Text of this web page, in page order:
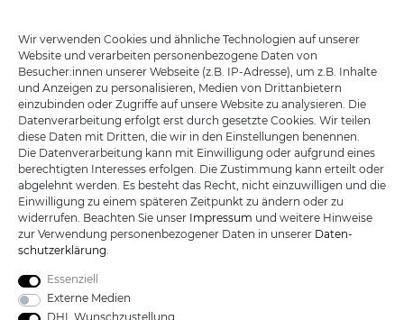
KATANA-LAND
R.B. Trading GmbH
Lutzweg 2a
D - 04910 Elsterwerda
Hotline: +49 (0) 3533487781
Technik:
+49 (0) 3533487440
Mail:
info@katana-land.de
Wir verwenden Cookies und ähnliche Technologien auf unserer
Website und verarbeiten personenbezogene Daten von
Besucher:innen unserer Webseite (z.B. IP-Adresse), um z.B. Inhalte
und Anzeigen zu personalisieren, Medien von Drittanbietern
einzubinden oder Zugriffe auf unsere Website zu analysieren. Die
Datenverarbeitung erfolgt erst durch gesetzte Cookies. Wir teilen
diese Daten mit Dritten, die wir in den Einstellungen benennen.
Die Datenverarbeitung kann mit Einwilligung oder aufgrund eines
berechtigten Interesses erfolgen. Die Zustimmung kann erteilt oder
abgelehnt werden. Es besteht das Recht, nicht einzuwilligen und die
Einwilligung zu einem späteren Zeitpunkt zu ändern oder zu
widerrufen. Beachten Sie unser Impressum und weitere Hinweise
zur Verwendung personenbezogener Daten in unserer Daten­
schutz­erklärung.
Essenziell
Externe Medien
DHL Wunschzustellung